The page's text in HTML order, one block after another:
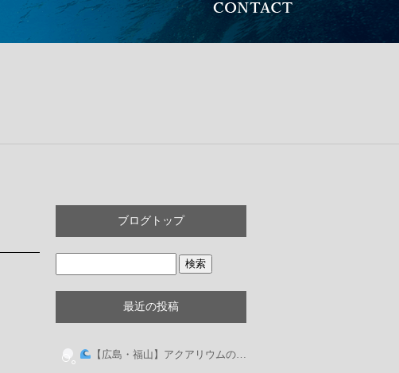
ブログトップ
最近の投稿
【広島・福山】アクアリウムの設置なら游遊（ゆうゆう）へ！